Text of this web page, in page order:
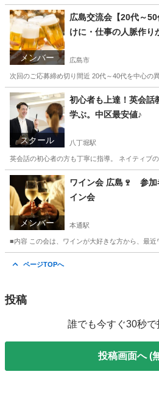
広島 広島市 八丁堀駅 パソコン
メンバー
広島交流会【20代～
けに・仕事の人脈作り
広島市
次回のご応募締め切り間近 20代～40代を中心の
広島 広島市 友達 和歌山 和歌
スクール
初心者も上達！英会
学ぶ。中区最安値♪
八丁堀駅
英会話の初心者の方も丁寧に指導。 ネイティブ
広島 広島市 八丁堀駅 英語 ネ
メンバー
ワイン会 広島🍷 参
イン会
本通駅
■内容 この会は、ワインが大好きな方から、最
ページTOPへ
投稿
誰でも今すぐ30秒で
投稿画面へ (